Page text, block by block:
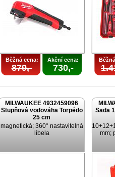
Běžná cena:
879,-
Akční cena:
730,-
MILWAUKEE 4932459096
Stupňová vodováha Torpédo
25 cm
magnetická; 360° nastavitelná
libela
Sada
mm;